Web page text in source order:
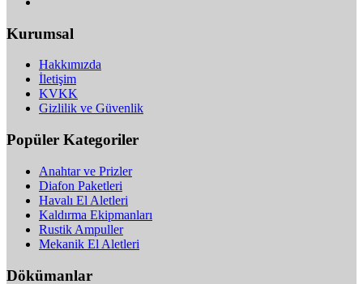
Kurumsal
Hakkımızda
İletişim
KVKK
Gizlilik ve Güvenlik
Popüler Kategoriler
Anahtar ve Prizler
Diafon Paketleri
Havalı El Aletleri
Kaldırma Ekipmanları
Rustik Ampuller
Mekanik El Aletleri
Dökümanlar